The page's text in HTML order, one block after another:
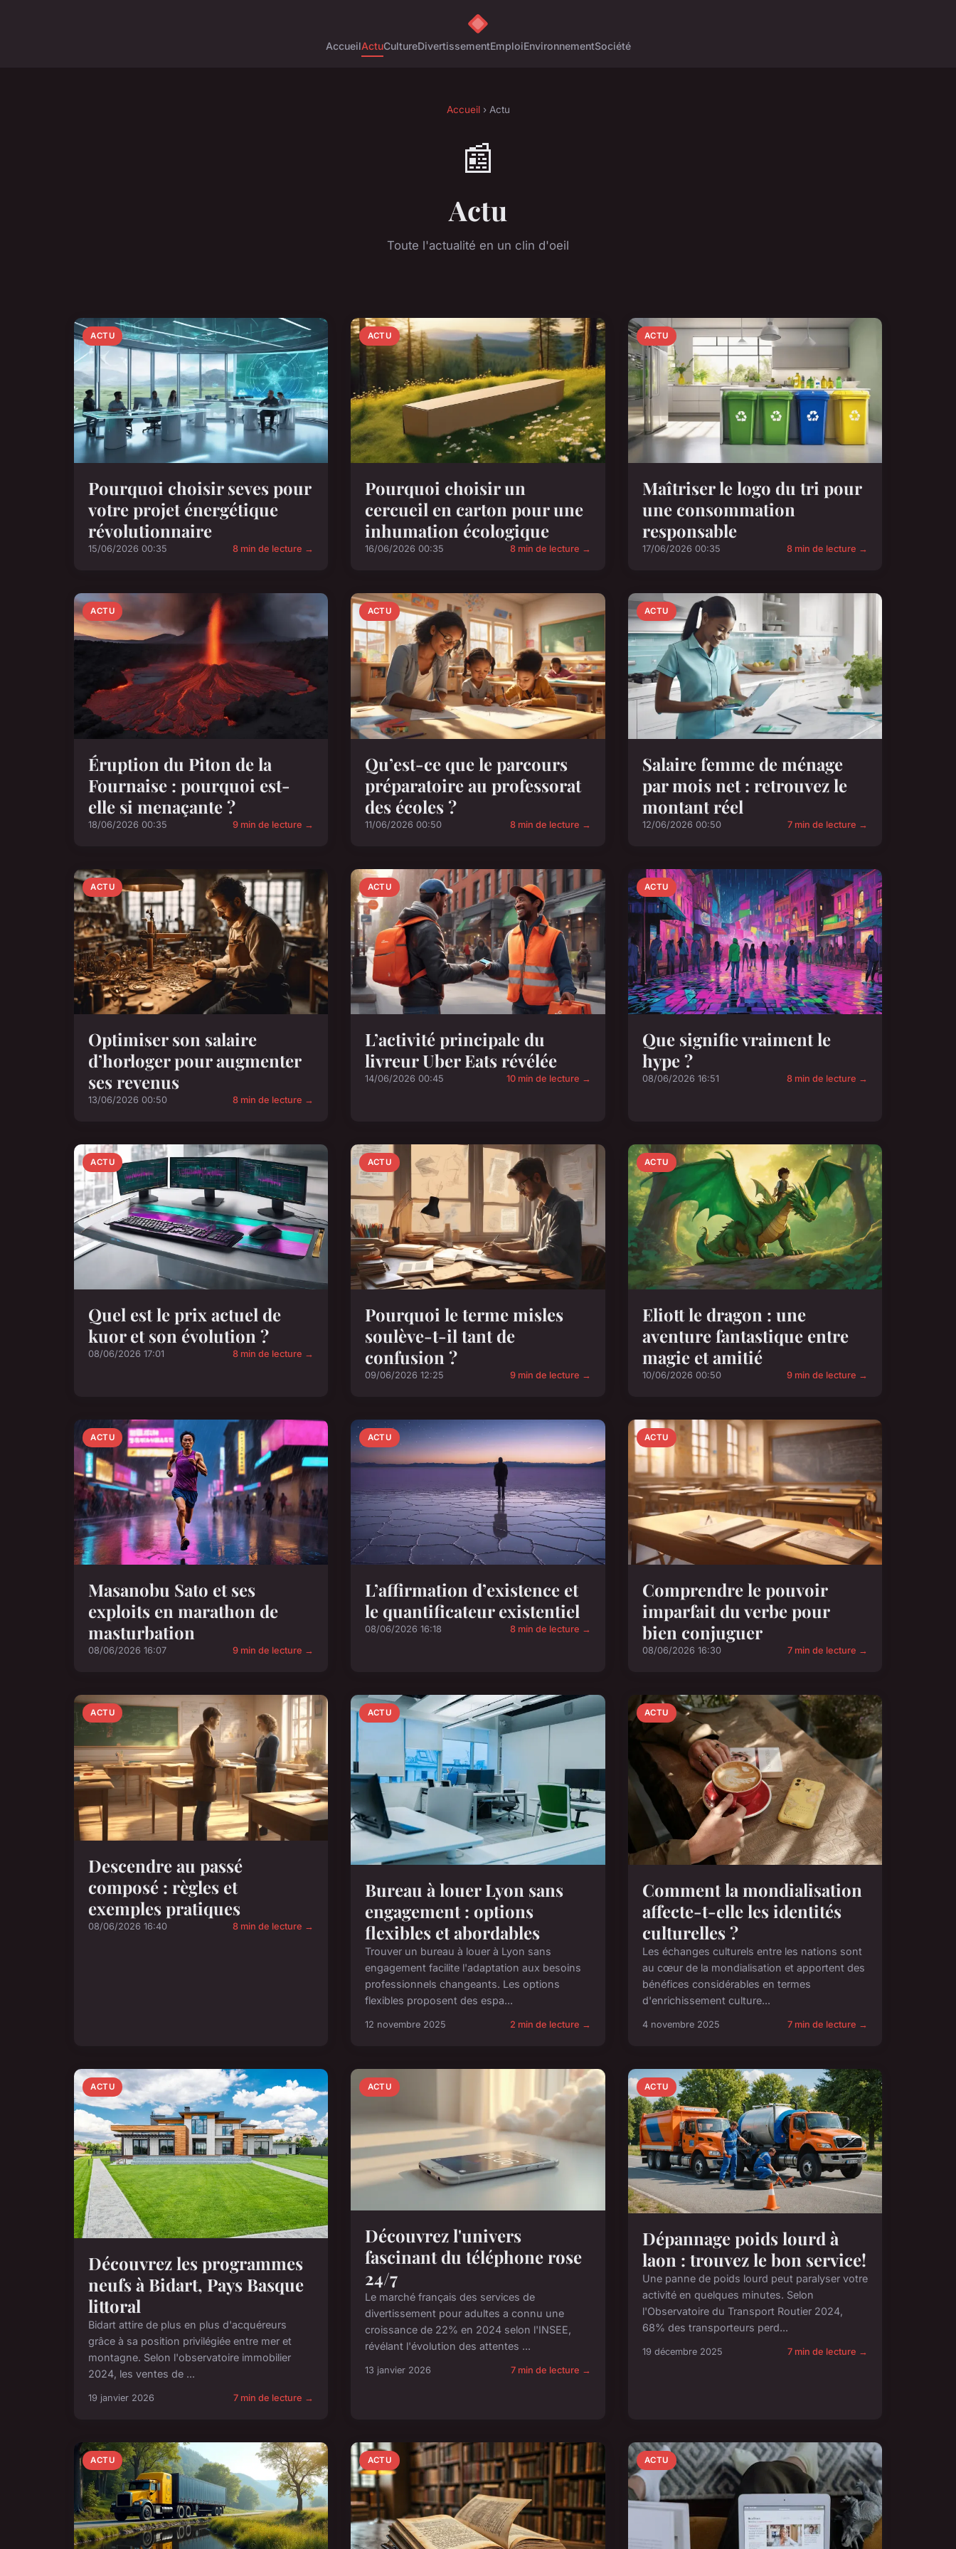
AccueilActuCultureDivertissementEmploiEnvironnementSociété
Accueil› Actu
📰
Actu
Toute l'actualité en un clin d'oeil
ACTU
Pourquoi choisir seves pour
votre projet énergétique
révolutionnaire
15/06/2026 00:35 8 min de lecture →
ACTU
Pourquoi choisir un
cercueil en carton pour une
inhumation écologique
16/06/2026 00:35 8 min de lecture →
ACTU
Maîtriser le logo du tri pour
une consommation
responsable
17/06/2026 00:35 8 min de lecture →
ACTU
Éruption du Piton de la
Fournaise : pourquoi est-
elle si menaçante ?
18/06/2026 00:35 9 min de lecture →
ACTU
Qu’est-ce que le parcours
préparatoire au professorat
des écoles ?
11/06/2026 00:50 8 min de lecture →
ACTU
Salaire femme de ménage
par mois net : retrouvez le
montant réel
12/06/2026 00:50 7 min de lecture →
ACTU
Optimiser son salaire
d’horloger pour augmenter
ses revenus
13/06/2026 00:50 8 min de lecture →
ACTU
L’activité principale du
livreur Uber Eats révélée
14/06/2026 00:45 10 min de lecture →
ACTU
Que signifie vraiment le
hype ?
08/06/2026 16:51 8 min de lecture →
ACTU
Quel est le prix actuel de
kuor et son évolution ?
08/06/2026 17:01 8 min de lecture →
ACTU
Pourquoi le terme misles
soulève-t-il tant de
confusion ?
09/06/2026 12:25 9 min de lecture →
ACTU
Eliott le dragon : une
aventure fantastique entre
magie et amitié
10/06/2026 00:50 9 min de lecture →
ACTU
Masanobu Sato et ses
exploits en marathon de
masturbation
08/06/2026 16:07 9 min de lecture →
ACTU
L’affirmation d’existence et
le quantificateur existentiel
08/06/2026 16:18 8 min de lecture →
ACTU
Comprendre le pouvoir
imparfait du verbe pour
bien conjuguer
08/06/2026 16:30 7 min de lecture →
ACTU
Descendre au passé
composé : règles et
exemples pratiques
08/06/2026 16:40 8 min de lecture →
ACTU
Bureau à louer Lyon sans
engagement : options
flexibles et abordables
Trouver un bureau à louer à Lyon sans
engagement facilite l'adaptation aux besoins
professionnels changeants. Les options
flexibles proposent des espa...
12 novembre 2025 2 min de lecture →
ACTU
Comment la mondialisation
affecte-t-elle les identités
culturelles ?
Les échanges culturels entre les nations sont
au cœur de la mondialisation et apportent des
bénéfices considérables en termes
d'enrichissement culture...
4 novembre 2025 7 min de lecture →
ACTU
Découvrez les programmes
neufs à Bidart, Pays Basque
littoral
Bidart attire de plus en plus d'acquéreurs
grâce à sa position privilégiée entre mer et
montagne. Selon l'observatoire immobilier
2024, les ventes de ...
19 janvier 2026 7 min de lecture →
ACTU
Découvrez l'univers
fascinant du téléphone rose
24/7
Le marché français des services de
divertissement pour adultes a connu une
croissance de 22% en 2024 selon l'INSEE,
révélant l'évolution des attentes ...
13 janvier 2026 7 min de lecture →
ACTU
Dépannage poids lourd à
laon : trouvez le bon service!
Une panne de poids lourd peut paralyser votre
activité en quelques minutes. Selon
l'Observatoire du Transport Routier 2024,
68% des transporteurs perd...
19 décembre 2025 7 min de lecture →
ACTU ACTU ACTU